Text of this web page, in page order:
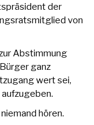
der
von
Abstimmung
ganz
wert sei,
hören.